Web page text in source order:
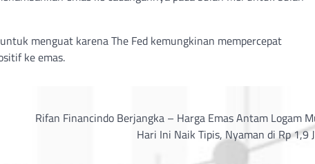
menguat karena The Fed kemungkinan mempercepat
ke emas.
Rifan Financindo Berjangka – Harga Emas Antam Logam
Hari Ini Naik Tipis, Nyaman di Rp 1,9